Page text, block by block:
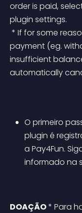
order is paid,
plugin settings.
payment (eg.
insufficient
automatically
O primeiro
plugin é
a Pay4Fun.
informado na
DOAÇÃO * Para